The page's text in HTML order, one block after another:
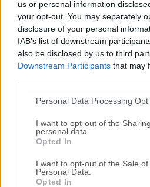
us or personal information
your opt-out. You may separately
disclosure of your personal
IAB’s list of downstream
also be disclosed by us to third
Downstream Participants that may
Personal Data Processing
I want to opt-out of the
personal data.
Opted In
I want to opt-out of the Sale of
Personal Data.
Opted In